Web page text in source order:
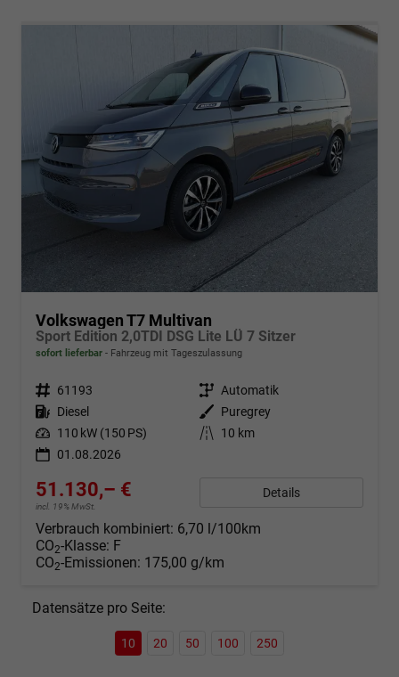
Volkswagen T7 Multivan
Sport Edition 2,0TDI DSG Lite LÜ 7 Sitzer
sofort lieferbar Fahrzeug mit Tageszulassung
Fahrzeugnr. 61193 Getriebe Automatik
Kraftstoff Diesel Außenfarbe
Puregrey
Leistung 110 kW (150 PS) Kilometerstand
10 km
01.08.2026
51.130,– €
incl. 19% MwSt.
Details
Verbrauch kombiniert: 6,70 l/100km
CO2-Klasse: F
CO2-Emissionen: 175,00 g/km
Datensätze pro Seite:
10 20 50 100 250